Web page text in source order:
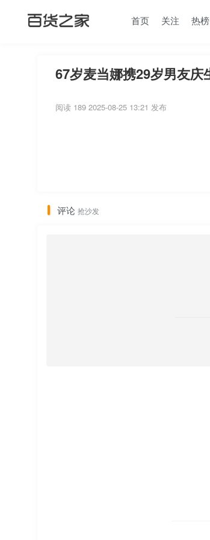
首页 关注 热榜
67岁麦当娜携29岁男友
阅读 189 2025-08-25 13:21 发布
评论 抢沙发